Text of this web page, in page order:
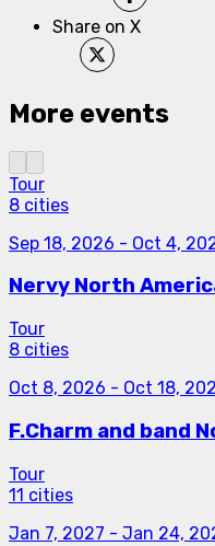
Share on X
More events
Tour
8 cities
Sep 18, 2026 - Oct 4,
Nervy North
Tour
8 cities
Oct 8, 2026 - Oct 18,
F.Charm and band
Tour
11 cities
Jan 7, 2027 - Jan 24,